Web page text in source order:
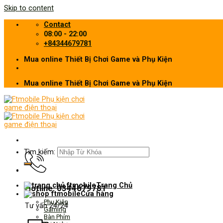
Skip to content
Contact
08:00 - 22:00
+84344679781
Mua online Thiết Bị Chơi Game và Phụ Kiện
Mua online Thiết Bị Chơi Game và Phụ Kiện
Hotline: 0344679781
Tư vấn 24/24
Tìm kiếm:
Trang Chủ
Cửa hàng
Phụ Kiện
Gaming
Bàn Phím